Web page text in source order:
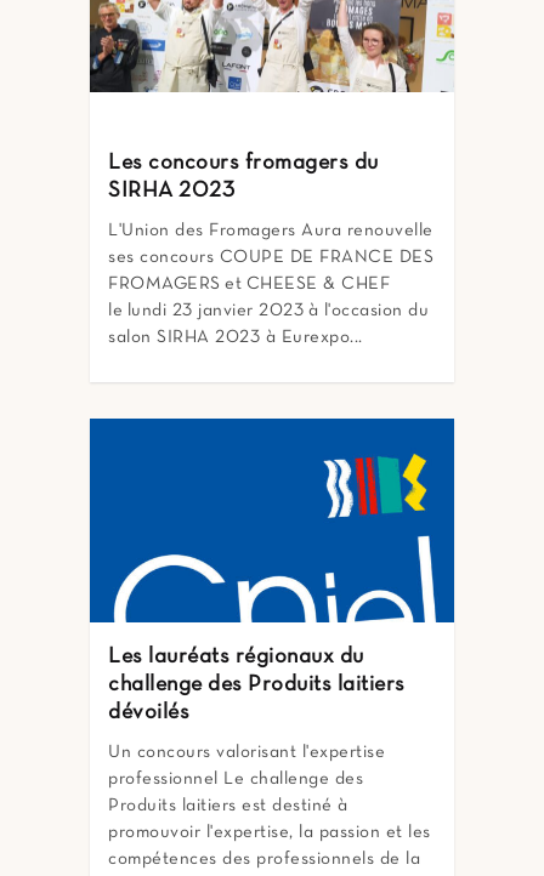
Les concours fromagers du
SIRHA 2023
L'Union des Fromagers Aura renouvelle
ses concours COUPE DE FRANCE DES
FROMAGERS et CHEESE & CHEF
le lundi 23 janvier 2023 à l'occasion du
salon SIRHA 2023 à Eurexpo...
Les lauréats régionaux du
challenge des Produits laitiers
dévoilés
Un concours valorisant l'expertise
professionnel Le challenge des
Produits laitiers est destiné à
promouvoir l'expertise, la passion et les
compétences des professionnels de la